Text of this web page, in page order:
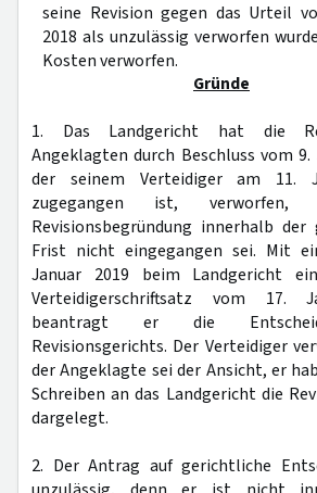
seine Revision gegen das Urteil
2018 als unzulässig verworfen
Kosten verworfen.
Gründe
1. Das Landgericht hat die
Angeklagten durch Beschluss vom 9.
der seinem Verteidiger am 11.
zugegangen ist,
Revisionsbegründung innerhalb der
Frist nicht eingegangen sei. Mit
Januar 2019 beim Landgericht
Verteidigerschriftsatz vom 17.
beantragt er die
Revisionsgerichts. Der Verteidiger
der Angeklagte sei der Ansicht, er
Schreiben an das Landgericht die
dargelegt.
2. Der Antrag auf gerichtliche